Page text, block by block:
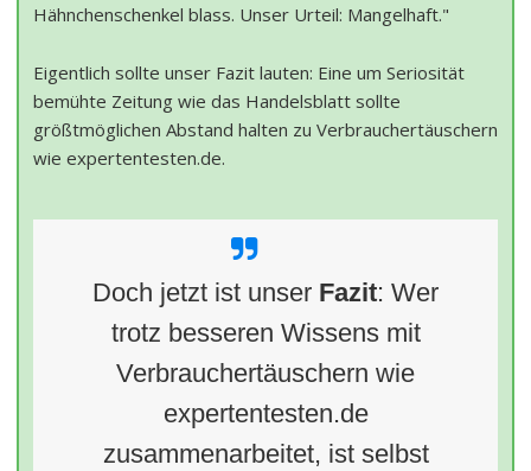
Hähnchenschenkel blass. Unser Urteil: Mangelhaft."
Eigentlich sollte unser Fazit lauten: Eine um Seriosität
bemühte Zeitung wie das Handelsblatt sollte
größtmöglichen Abstand halten zu Verbrauchertäuschern
wie expertentesten.de.
Doch jetzt ist unser Fazit: Wer
trotz besseren Wissens mit
Verbrauchertäuschern wie
expertentesten.de
zusammenarbeitet, ist selbst